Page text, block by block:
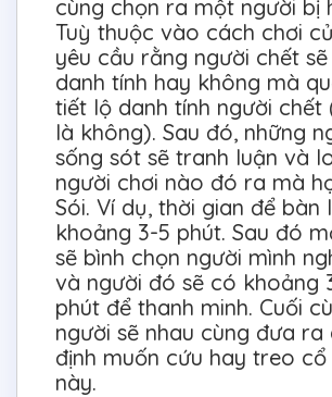
cùng chọn ra một người bị
Tuỳ thuộc vào cách chơi
yêu cầu rằng người chết
danh tính hay không mà
tiết lộ danh tính người chết
là không). Sau đó, những
sống sót sẽ tranh luận và
người chơi nào đó ra mà
Sói. Ví dụ, thời gian để bàn
khoảng 3-5 phút. Sau đó
sẽ bình chọn người mình
và người đó sẽ có khoảng
phút để thanh minh. Cuối
người sẽ nhau cùng đưa ra
định muốn cứu hay treo cổ
này.